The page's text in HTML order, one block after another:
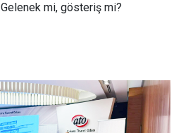
Gelenek mi, gösteriş mi?